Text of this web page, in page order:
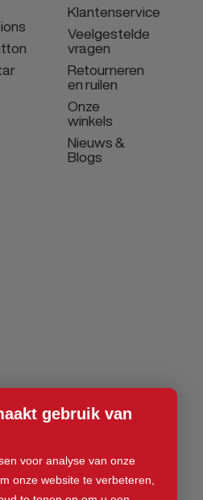
gebruik van
voor analyse van onze
onze website te verbeteren,
Klantenservice
Veelgestelde
vragen
Retourneren
en ruilen
Onze
winkels
Nieuws &
Blogs